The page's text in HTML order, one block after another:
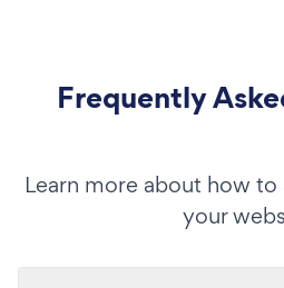
Frequently
Learn more about how
your